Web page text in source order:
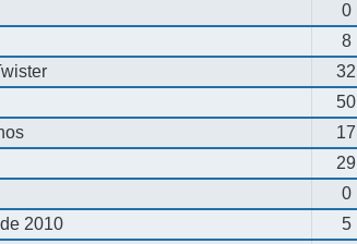
0
8
32
50
17
29
0
2010 5